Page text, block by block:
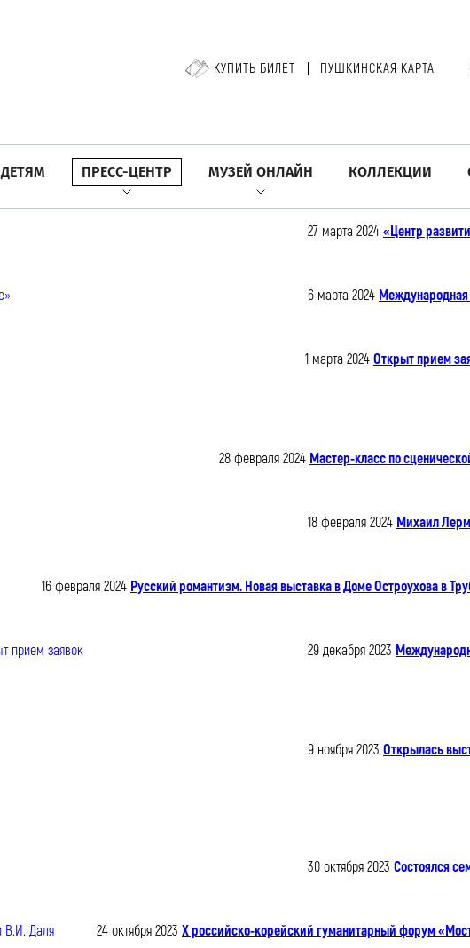
КУПИТЬ БИЛЕТ ПУШКИНСКАЯ КАРТА
ДЕТЯМ ПРЕСС-ЦЕНТР МУЗЕЙ ОНЛАЙН КОЛЛЕКЦИИ
27 марта 2024 «Центр
6 марта 2024 Международная
1 марта 2024 Открыт прием
28 февраля 2024 Мастер-класс по
18 февраля 2024 Михаил
16 февраля 2024 Русский романтизм. Новая выставка в Доме Остроухова в
29 декабря 2023
9 ноября 2023 Открылась
30 октября 2023 Состоялся
24 октября 2023 X российско-корейский гуманитарный форум